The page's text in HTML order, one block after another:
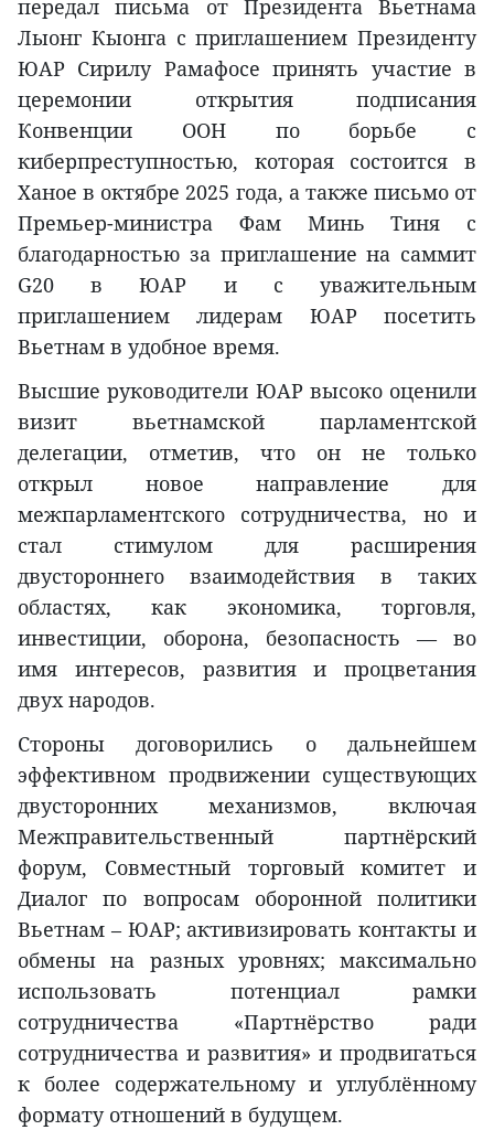
передал письма от Президента Вьетнама
Лыонг Кыонга с приглашением Президенту
ЮАР Сирилу Рамафосе принять участие в
церемонии открытия подписания
Конвенции ООН по борьбе с
киберпреступностью, которая состоится в
Ханое в октябре 2025 года, а также письмо от
Премьер-министра Фам Минь Тиня с
благодарностью за приглашение на саммит
G20 в ЮАР и с уважительным
приглашением лидерам ЮАР посетить
Вьетнам в удобное время.
Высшие руководители ЮАР высоко оценили
визит вьетнамской парламентской
делегации, отметив, что он не только
открыл новое направление для
межпарламентского сотрудничества, но и
стал стимулом для расширения
двустороннего взаимодействия в таких
областях, как экономика, торговля,
инвестиции, оборона, безопасность — во
имя интересов, развития и процветания
двух народов.
Стороны договорились о дальнейшем
эффективном продвижении существующих
двусторонних механизмов, включая
Межправительственный партнёрский
форум, Совместный торговый комитет и
Диалог по вопросам оборонной политики
Вьетнам – ЮАР; активизировать контакты и
обмены на разных уровнях; максимально
использовать потенциал рамки
сотрудничества «Партнёрство ради
сотрудничества и развития» и продвигаться
к более содержательному и углублённому
формату отношений в будущем.